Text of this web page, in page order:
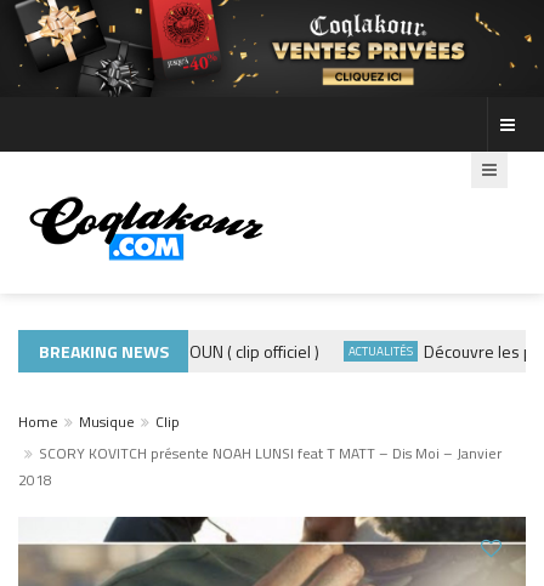
BREAKING NEWS
ADE440 – GRAMOUN ( clip officiel ) ACTUALITÉS Découvre les photos
Home Musique
Clip
SCORY KOVITCH présente NOAH LUNSI feat T MATT – Dis Moi – Janvier
2018